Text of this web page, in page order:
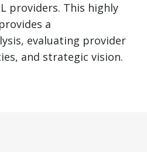
providers. This highly
a
evaluating provider
and strategic vision.